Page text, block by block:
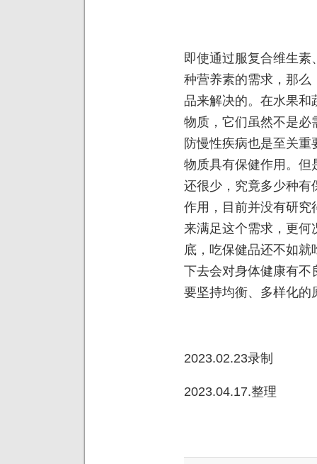
即使通过服复合维生
种营养素的需求，那么
品来解决的。在水果
物质，它们虽然不是必
防慢性疾病也是至关
物质具有保健作用。但
还很少，究竟多少种有
作用，目前并没有研究
来满足这个需求，更何
底，吃保健品还不如
下去会对身体健康有不
要坚持均衡、多样化的
2023.02.23录制
2023.04.17.整理